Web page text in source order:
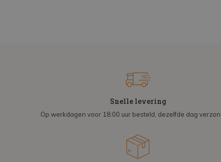
Snelle levering
Op werkdagen voor 18:00 uur besteld, dezelfde dag